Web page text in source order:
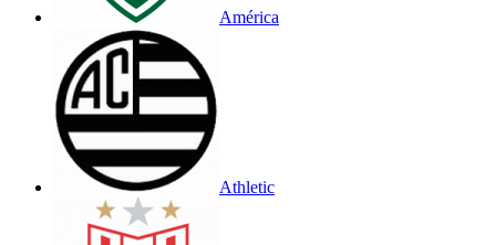
América
Athletic